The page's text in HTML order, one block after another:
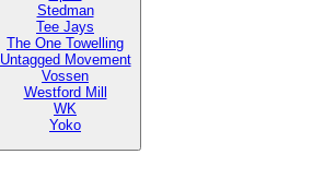
Stedman
Tee Jays
The One Towelling
Untagged Movement
Vossen
Westford Mill
WK
Yoko